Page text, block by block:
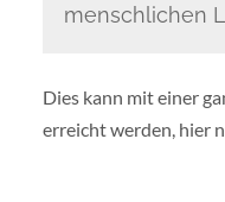
menschlichen
Dies kann mit einer
erreicht werden, hier